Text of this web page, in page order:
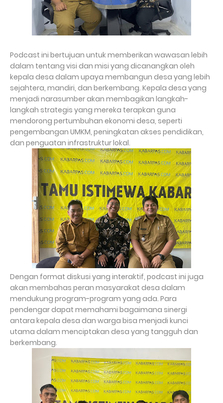
Podcast ini bertujuan untuk memberikan wawasan lebih
dalam tentang visi dan misi yang dicanangkan oleh
kepala desa dalam upaya membangun desa yang lebih
sejahtera, mandiri, dan berkembang. Kepala desa yang
menjadi narasumber akan membagikan langkah-
langkah strategis yang mereka terapkan guna
mendorong pertumbuhan ekonomi desa, seperti
pengembangan UMKM, peningkatan akses pendidikan,
dan penguatan infrastruktur lokal.
Dengan format diskusi yang interaktif, podcast ini juga
akan membahas peran masyarakat desa dalam
mendukung program-program yang ada. Para
pendengar dapat memahami bagaimana sinergi
antara kepala desa dan warga bisa menjadi kunci
utama dalam menciptakan desa yang tangguh dan
berkembang.